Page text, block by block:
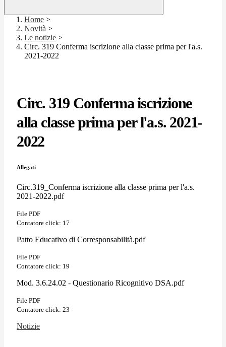
Home >
Novità >
Le notizie >
Circ. 319 Conferma iscrizione alla classe prima per l'a.s.
2021-2022
Circ. 319 Conferma iscrizione
alla classe prima per l'a.s. 2021-
2022
Allegati
Circ.319_Conferma iscrizione alla classe prima per l'a.s.
2021-2022.pdf
File PDF
Contatore click: 17
Patto Educativo di Corresponsabilità.pdf
File PDF
Contatore click: 19
Mod. 3.6.24.02 - Questionario Ricognitivo DSA.pdf
File PDF
Contatore click: 23
Notizie